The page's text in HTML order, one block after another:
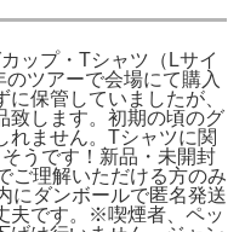
ップ・Tシャツ（Lサイ
ツアーで会場にて購入
保管していましたが、
致します。初期の頃のグ
れません。Tシャツに関
うです！新品・未開封
ご理解いただける方のみ
にダンボールで匿名発送
夫です。※喫煙者、ペッ